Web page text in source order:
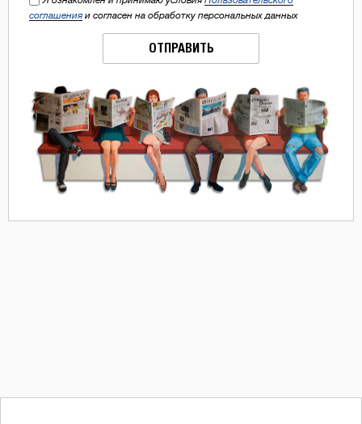
соглашения и согласен на обработку персональных данных
ОТПРАВИТЬ